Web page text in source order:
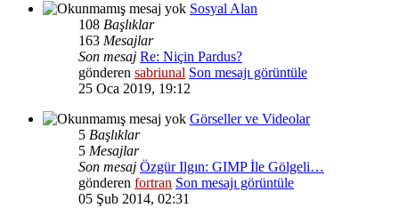
Sosyal Alan
108 Başlıklar
163 Mesajlar
Son mesaj Re: Niçin Pardus?
gönderen sabriunal Son mesajı görüntüle
25 Oca 2019, 19:12
Görseller ve Videolar
5 Başlıklar
5 Mesajlar
Son mesaj Özgür Ilgın: GIMP İle Gölgeli…
gönderen fortran Son mesajı görüntüle
05 Şub 2014, 02:31